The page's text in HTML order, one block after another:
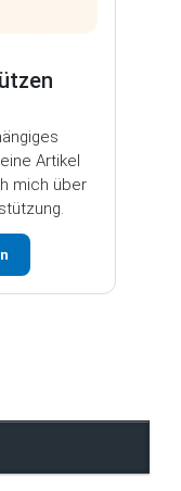
Artikel
mich über